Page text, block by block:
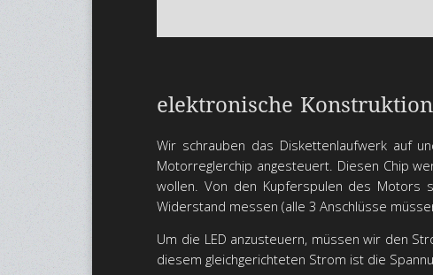
elektronische
Wir schrauben das Diskettenlaufwerk auf
Motorreglerchip angesteuert. Diesen Chip
wollen. Von den Kupferspulen des Motors
Widerstand messen (alle 3 Anschlüsse
Um die LED anzusteuern, müssen wir den
diesem gleichgerichteten Strom ist die